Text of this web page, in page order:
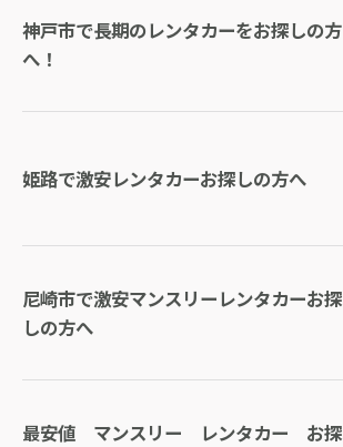
神戸市で長期のレンタカーをお探しの方
へ！
姫路で激安レンタカーお探しの方へ
尼崎市で激安マンスリーレンタカーお探
しの方へ
最安値 マンスリー レンタカー お探